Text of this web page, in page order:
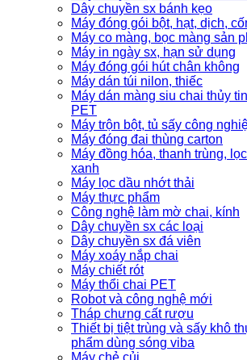
Dây chuyền sx bánh kẹo
Máy đóng gói bột, hạt, dịch,
Máy co màng, bọc màng sản
Máy in ngày sx, hạn sử dụng
Máy đóng gói hút chân không
Máy dán túi nilon, thiếc
Máy dán màng siu chai thủy
PET
Máy trộn bột, tủ sấy công
Máy đóng đai thùng carton
Máy đồng hóa, thanh trùng,
xanh
Máy lọc dầu nhớt thải
Máy thực phẩm
Công nghệ làm mờ chai, kính
Dây chuyền sx các loại
Dây chuyền sx đá viên
Máy xoáy nắp chai
Máy chiết rót
Máy thổi chai PET
Robot và công nghệ mới
Tháp chưng cất rượu
Thiết bị tiệt trùng và sấy khô
phẩm dùng sóng viba
Máy chẻ củi